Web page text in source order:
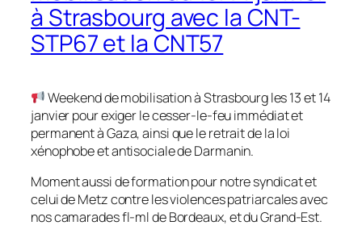
à Strasbourg avec la CNT-
STP67 et la CNT57
Weekend de mobilisation à Strasbourg les 13 et 14
janvier pour exiger le cesser-le-feu immédiat et
permanent à Gaza, ainsi que le retrait de la loi
xénophobe et antisociale de Darmanin.
Moment aussi de formation pour notre syndicat et
celui de Metz contre les violences patriarcales avec
nos camarades fl-ml de Bordeaux, et du Grand-Est.